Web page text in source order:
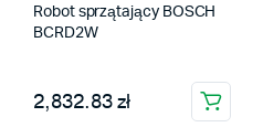
Robot sprzątający BOSCH
BCRD2W
2,832.83 zł